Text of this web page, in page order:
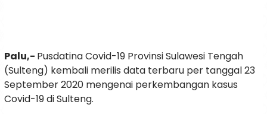
Palu,- Pusdatina Covid-19 Provinsi Sulawesi Tengah
(Sulteng) kembali merilis data terbaru per tanggal 23
September 2020 mengenai perkembangan kasus
Covid-19 di Sulteng.